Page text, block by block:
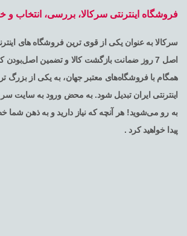
فروشگاه اینترنتی سرکالا، بررسی، انتخاب و
سرکالا به عنوان یکی از قوی ترین فروشگاه های
اصل 7 روز ضمانت بازگشت کالا و تضمین اصل‌بودن
همگام با فروشگاه‌های معتبر جهان، به یکی از بزرگ
اینترنتی ایران تبدیل شود. به محض ورود به سایت سر
به رو می‌شوید! هر آنچه که نیاز دارید و به ذهن شما
پیدا خواهید کرد .